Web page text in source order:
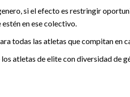
si el efecto es restringir
en ese colectivo.
todas las atletas que compitan en
atletas de elite con diversidad de